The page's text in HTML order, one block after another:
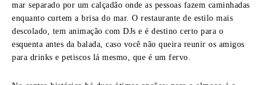
mar separado por um calçadão onde as pessoas fazem caminhadas
enquanto curtem a brisa do mar. O restaurante de estilo mais
descolado, tem animação com DJs e é destino certo para o
esquenta antes da balada, caso você não queira reunir os amigos
para drinks e petiscos lá mesmo, que é um fervo.